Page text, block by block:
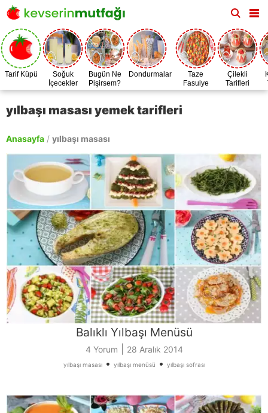
Tarif Küpü
Soğuk
İçecekler
Bugün Ne
Pişirsem?
Dondurmalar
Taze
Fasulye
Zamanı
Çilekli
Tarifleri
yılbaşı masası yemek tarifleri
Anasayfa / yılbaşı masası
Balıklı Yılbaşı Menüsü
4 Yorum 28 Aralık 2014
yılbaşı masası• yılbaşı menüsü • yılbaşı sofrası